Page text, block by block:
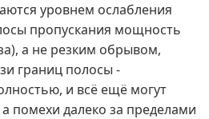
уровнем ослабления
пропускания мощность
а не резким обрывом,
границ полосы -
и всё ещё могут
помехи далеко за пределами